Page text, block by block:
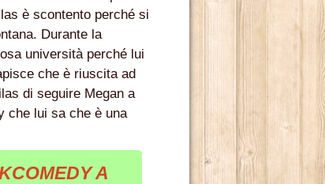
è scontento perché si
Durante la
università perché lui
che è riuscita ad
di seguire Megan a
che lui sa che è una
A